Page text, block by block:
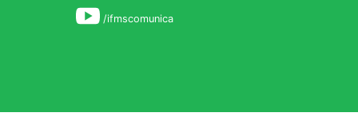
/ifmscomunica